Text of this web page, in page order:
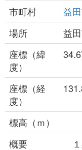
市町村
益
場所
益
座標（緯
度）
座標（経
度）
標高（ｍ）
概要